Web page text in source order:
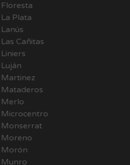
Plata
Cañitas
Monserrat
Morón